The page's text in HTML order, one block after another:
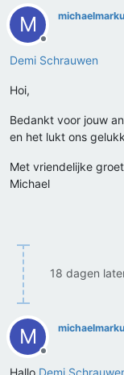
M
Offline
Demi Schrauwen
Hoi,
Bedankt voor jouw
en het lukt ons
Met vriendelijke
Michael
18 dagen
M
Offline